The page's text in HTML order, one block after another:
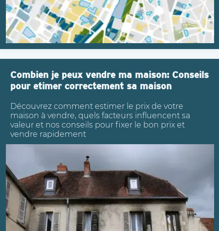
Combien je peux vendre ma maison: Conseils
pour etimer correctement sa maison
Découvrez comment estimer le prix de votre
maison à vendre, quels facteurs influencent sa
valeur et nos conseils pour fixer le bon prix et
vendre rapidement